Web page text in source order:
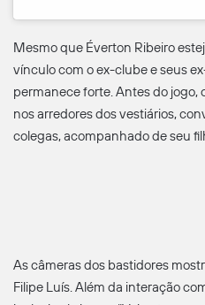
Mesmo que Éverton Ribeiro
vínculo com o ex-clube e seus
permanece forte. Antes do
nos arredores dos vestiários,
colegas, acompanhado de seu
As câmeras dos bastidores
Filipe Luís. Além da interação